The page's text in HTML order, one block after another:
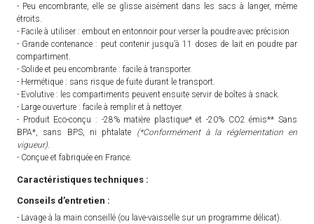
- Peu encombrante, elle se glisse aisément dans les sacs à langer, même
étroits.
- Facile à utiliser : embout en entonnoir pour verser la poudre avec précision
- Grande contenance : peut contenir jusqu’à 11 doses de lait en poudre par
compartiment.
- Solide et peu encombrante : facile à transporter.
- Hermétique : sans risque de fuite durant le transport.
- Evolutive : les compartiments peuvent ensuite servir de boîtes à snack.
- Large ouverture : facile à remplir et à nettoyer.
- Produit Eco-conçu : -28% matière plastique* et -20% CO2 émis** Sans
BPA*, sans BPS, ni phtalate (*Conformément à la réglementation en
vigueur).
- Conçue et fabriquée en France.
Caractéristiques techniques :
Conseils d’entretien :
- Lavage à la main conseillé (ou lave-vaisselle sur un programme délicat).